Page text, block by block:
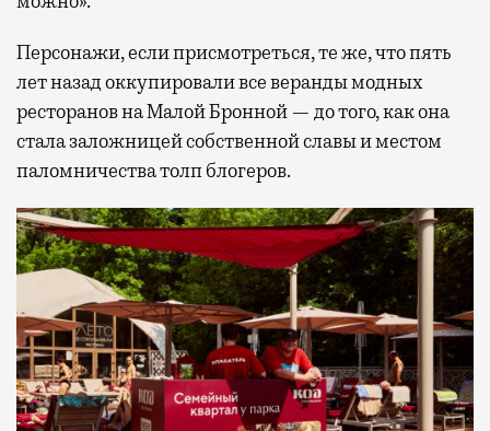
Персонажи, если присмотреться, те же, что пять
лет назад оккупировали все веранды модных
ресторанов на Малой Бронной — до того, как она
стала заложницей собственной славы и местом
паломничества толп блогеров.